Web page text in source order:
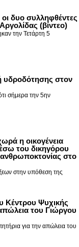
δυο συλληφθέντες
(βίντεο)
την Τετάρτη 5
στον
σήμερα την 5ην
η οικογένεια
του δικηγόρου
στο
στην υπόθεση της
Κέντρου Ψυχικής
του Γιώργου
για την απώλεια του